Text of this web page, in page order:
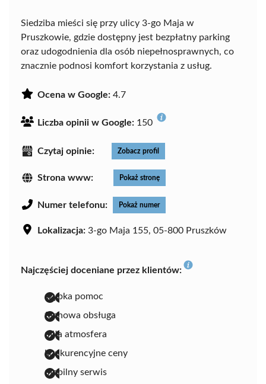
Siedziba mieści się przy ulicy 3-go Maja w
Pruszkowie, gdzie dostępny jest bezpłatny parking
oraz udogodnienia dla osób niepełnosprawnych, co
znacznie podnosi komfort korzystania z usług.
Ocena w Google: 4.7
Liczba opinii w Google: 150
Czytaj opinie: Zobacz profil
Strona www: Pokaż stronę
Numer telefonu: Pokaż numer
Lokalizacja: 3-go Maja 155, 05-800 Pruszków
Najczęściej doceniane przez klientów:
szybka pomoc
fachowa obsługa
miła atmosfera
konkurencyjne ceny
mobilny serwis